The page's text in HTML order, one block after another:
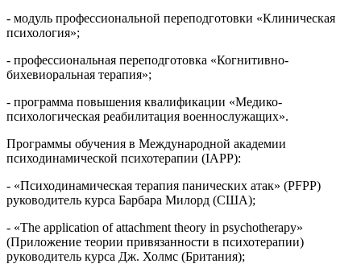
- модуль профессиональной переподготовки «Клиническая
психология»;
- профессиональная переподготовка «Когнитивно-
бихевиоральная терапия»;
- программа повышения квалификации «Медико-
психологическая реабилитация военнослужащих».
Программы обучения в Международной академии
психодинамической психотерапии (IAPP):
- «Психодинамическая терапия панических атак» (PFPP)
руководитель курса Барбара Милорд (США);
- «The application of attachment theory in psychotherapy»
(Приложение теории привязанности в психотерапии)
руководитель курса Дж. Холмс (Британия);